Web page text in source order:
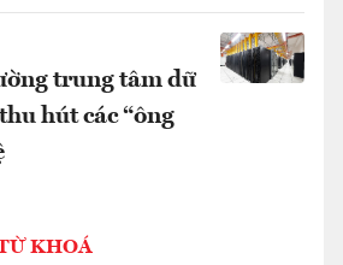
trung tâm dữ
hút các “ông
KHOÁ